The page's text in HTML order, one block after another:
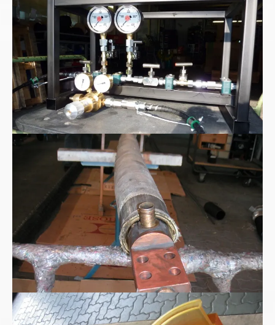
Hochstromkabel Hochvoltkabel wassergekühlt
Polyurethan Spritzgussteil